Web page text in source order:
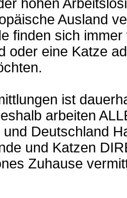
hohen
Ausland
finden sich
oder eine Katze
ist
arbeiten
und Deutschland
und Katzen
Zuhause